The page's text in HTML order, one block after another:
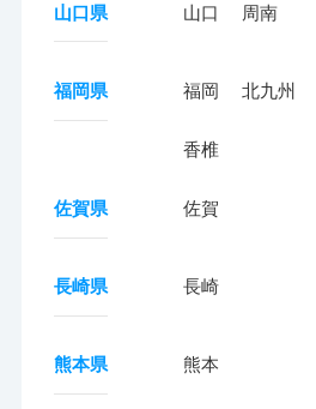
山口県 山口 周南
福岡県 福岡 北九州
香椎
佐賀県 佐賀
長崎県 長崎
熊本県 熊本